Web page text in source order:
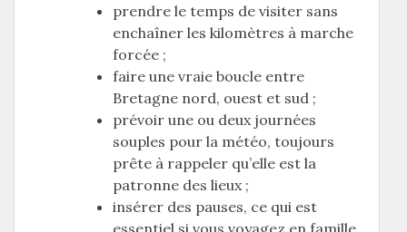
prendre le temps de visiter sans
enchaîner les kilomètres à marche
forcée ;
faire une vraie boucle entre
Bretagne nord, ouest et sud ;
prévoir une ou deux journées
souples pour la météo, toujours
prête à rappeler qu’elle est la
patronne des lieux ;
insérer des pauses, ce qui est
essentiel si vous voyagez en famille